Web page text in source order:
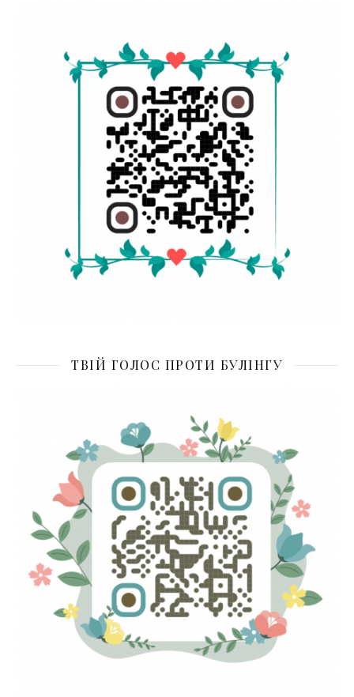
ТВІЙ ГОЛОС ПРОТИ БУЛІНГУ